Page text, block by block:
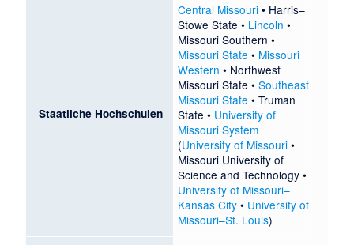
Staatliche Hochschulen
Central Missouri• Harris–
Stowe State • Lincoln •
Missouri Southern •
Missouri State • Missouri
Western • Northwest
Missouri State • Southeast
Missouri State • Truman
State • University of
Missouri System
(University of Missouri•
Missouri University of
Science and Technology•
University of Missouri–
Kansas City• University of
Missouri–St. Louis)